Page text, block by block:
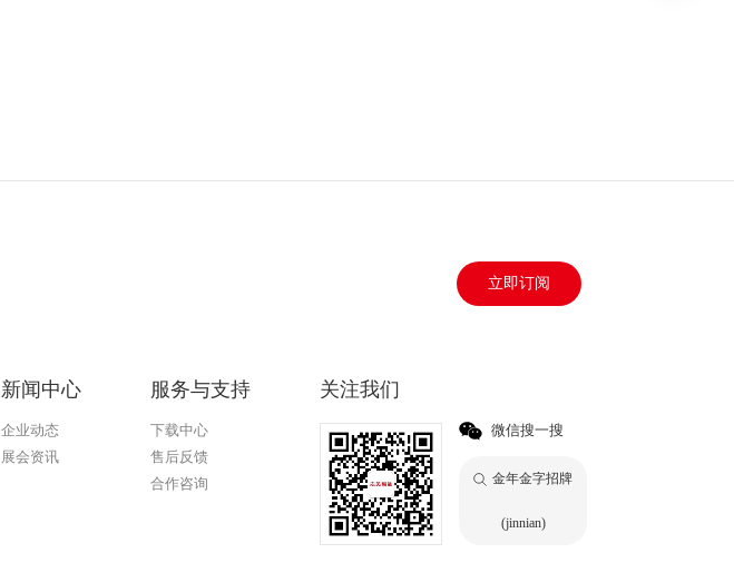
立即订阅
新闻中心
企业动态
展会资讯
服务与支持
下载中心
售后反馈
合作咨询
关注我们
微信搜一搜
金年金字招牌
(jinnian)